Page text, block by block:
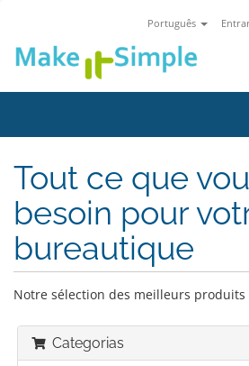
Português
Tout ce que
besoin pour
bureautique
Notre sélection des meilleurs produits
Categorias